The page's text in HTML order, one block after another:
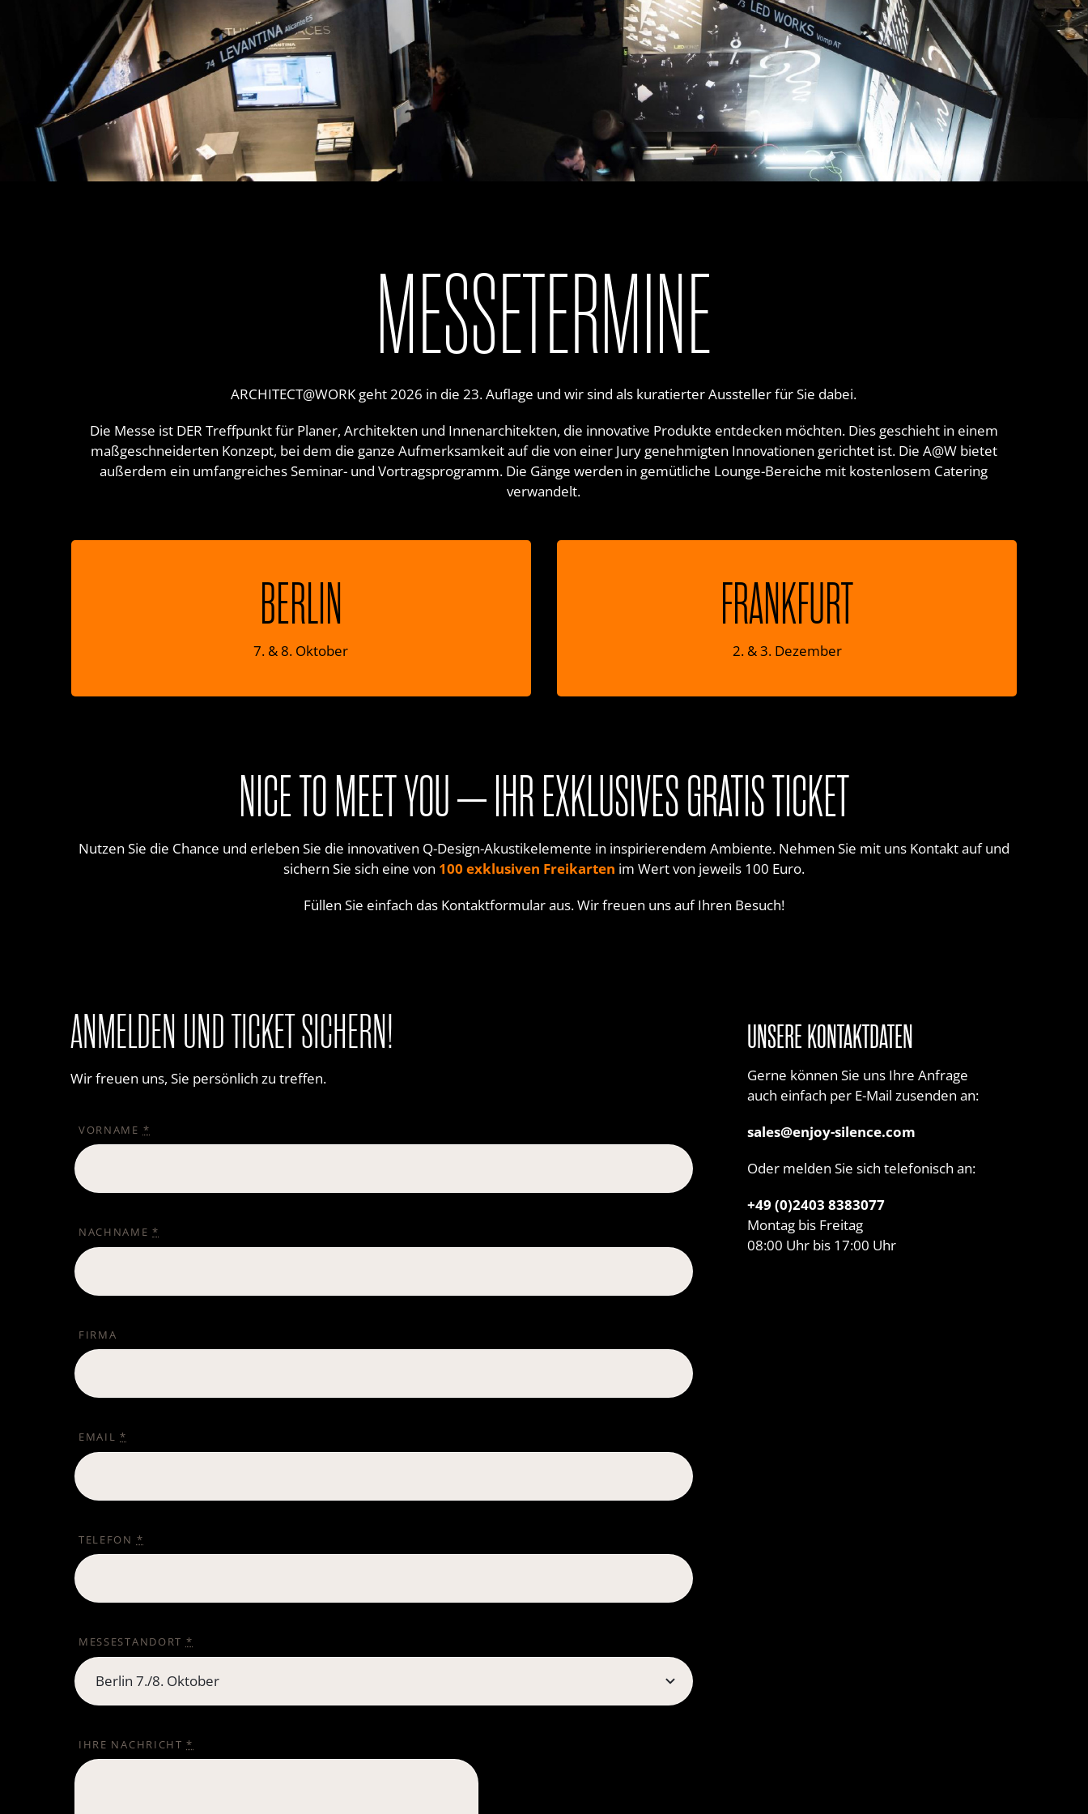
MESSETERMINE
ARCHITECT@WORK geht 2026 in die 23. Auflage und wir sind als kuratierter Aussteller für Sie dabei.
Die Messe ist DER Treffpunkt für Planer, Architekten und Innenarchitekten, die innovative Produkte entdecken möchten. Dies geschieht in einem
maßgeschneiderten Konzept, bei dem die ganze Aufmerksamkeit auf die von einer Jury genehmigten Innovationen gerichtet ist. Die A@W bietet
außerdem ein umfangreiches Seminar- und Vortragsprogramm. Die Gänge werden in gemütliche Lounge-Bereiche mit kostenlosem Catering
verwandelt.
BERLIN
7. & 8. Oktober
ARCHITECT@WORK
Messe Berlin
Stand 118
FRANKFURT
2. & 3. Dezember
ARCHITECT@WORK
Messe Frankfurt
Stand 65
NICE TO MEET YOU – IHR EXKLUSIVES GRATIS TICKET
Nutzen Sie die Chance und erleben Sie die innovativen Q-Design-Akustikelemente in inspirierendem Ambiente. Nehmen Sie mit uns Kontakt auf und
sichern Sie sich eine von 100 exklusiven Freikarten im Wert von jeweils 100 Euro.
Füllen Sie einfach das Kontaktformular aus. Wir freuen uns auf Ihren Besuch!
ANMELDEN UND TICKET SICHERN!
Wir freuen uns, Sie persönlich zu treffen.
VORNAME *
NACHNAME*
FIRMA
EMAIL*
TELEFON *
MESSESTANDORT *
IHRE NACHRICHT*
UNSERE KONTAKTDATEN
Gerne können Sie uns Ihre Anfrage
auch einfach per E-Mail zusenden an:
sales@enjoy-silence.com
Oder melden Sie sich telefonisch an:
+49 (0)2403 8383077
Montag bis Freitag
08:00 Uhr bis 17:00 Uhr